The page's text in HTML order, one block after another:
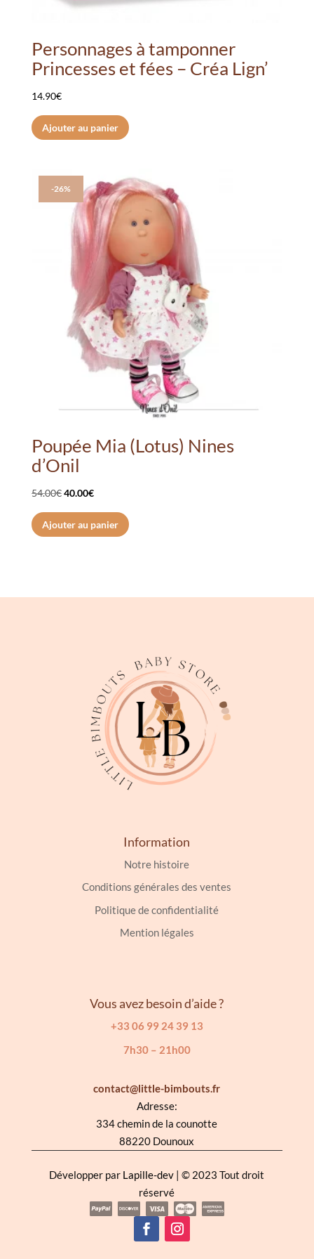
Personnages à tamponner
Princesses et fées – Créa Lign’
14.90€
Ajouter au panier
-26%
Poupée Mia (Lotus) Nines
d’Onil
54.00€Le
prix
initial
40.00€Le
prix
actuel
Ajouter au panier
Information
Notre histoire
Conditions générales des ventes
Politique de confidentialité
Mention légales
Vous avez besoin d’aide ?
+33 06 99 24 39 13
7h30 – 21h00
contact@little-bimbouts.fr
Adresse:
334 chemin de la counotte
88220 Dounoux
Développer par Lapille-dev | © 2023 Tout droit
réservé